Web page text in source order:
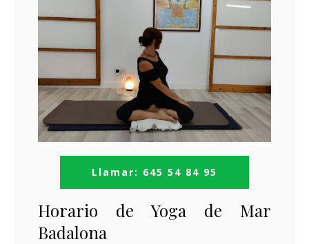
Llamar: 645 54 84 95
Horario de Yoga de Mar
Badalona